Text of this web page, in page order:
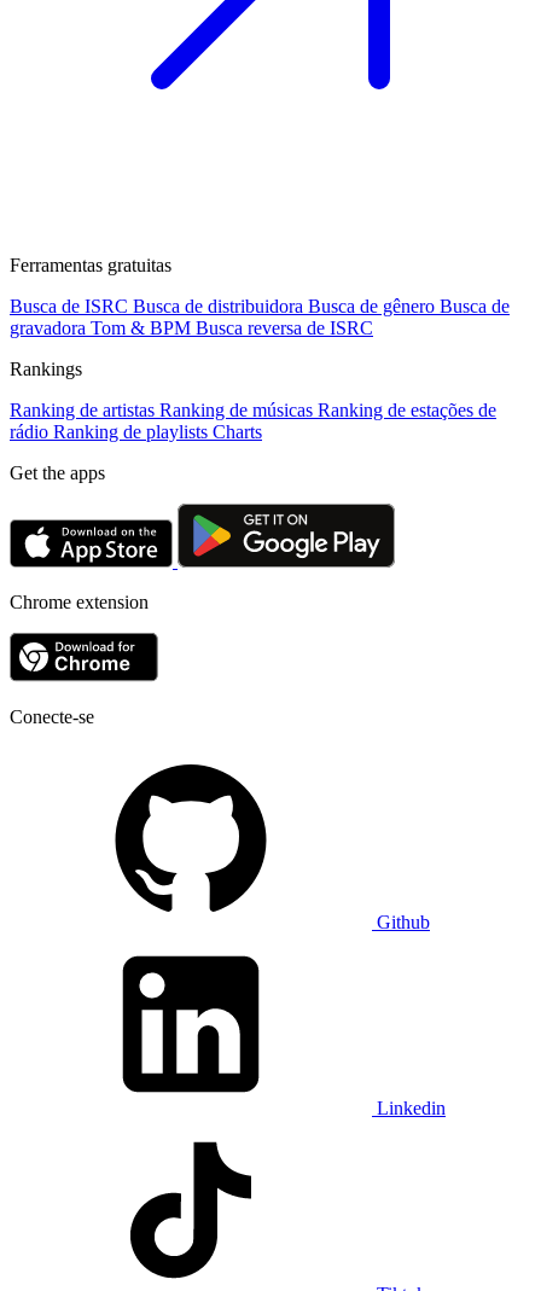
Ferramentas gratuitas
Busca de ISRC Busca de distribuidora Busca de gênero Busca de
gravadora Tom & BPM Busca reversa de ISRC
Rankings
Ranking de artistas Ranking de músicas Ranking de estações de
rádio Ranking de playlists Charts
Get the apps
Chrome extension
Conecte-se
Github
Linkedin